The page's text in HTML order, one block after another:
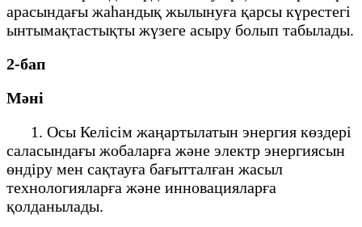
арасындағы жаһандық жылынуға қарсы күрестегі
ынтымақтастықты жүзеге асыру болып табылады.
2-бап
Мәні
1. Осы Келісім жаңартылатын энергия көздері
саласындағы жобаларға және электр энергиясын
өндіру мен сақтауға бағытталған жасыл
технологияларға және инновацияларға
қолданылады.